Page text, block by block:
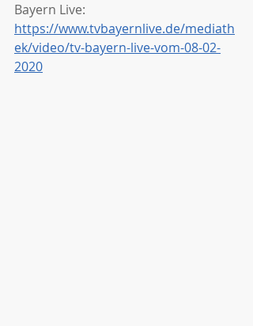
Bayern Live:
https://www.tvbayernlive.de/mediath
ek/video/tv-bayern-live-vom-08-02-
2020